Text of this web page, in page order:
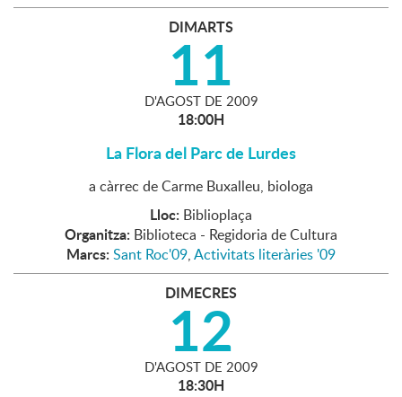
DIMARTS
11
D'AGOST DE 2009
18:00H
La Flora del Parc de Lurdes
a càrrec de Carme Buxalleu, biologa
Lloc: Biblioplaça
Organitza: Biblioteca - Regidoria de Cultura
Marcs: Sant Roc'09,Activitats literàries '09
DIMECRES
12
D'AGOST DE 2009
18:30H